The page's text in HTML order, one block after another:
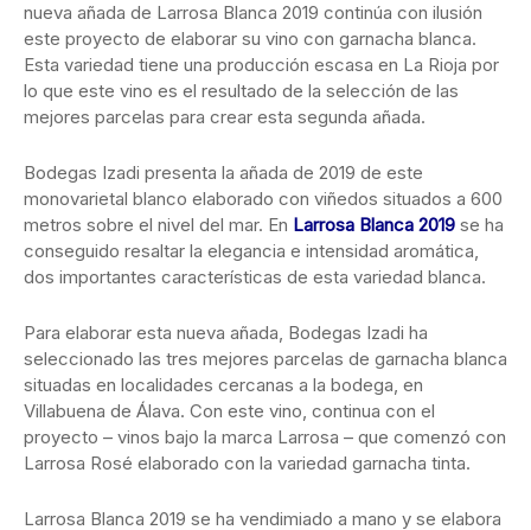
nueva añada de Larrosa Blanca 2019 continúa con ilusión
este proyecto de elaborar su vino con garnacha blanca.
Esta variedad tiene una producción escasa en La Rioja por
lo que este vino es el resultado de la selección de las
mejores parcelas para crear esta segunda añada.
Bodegas Izadi presenta la añada de 2019 de este
monovarietal blanco elaborado con viñedos situados a 600
metros sobre el nivel del mar. En Larrosa Blanca 2019 se ha
conseguido resaltar la elegancia e intensidad aromática,
dos importantes características de esta variedad blanca.
Para elaborar esta nueva añada, Bodegas Izadi ha
seleccionado las tres mejores parcelas de garnacha blanca
situadas en localidades cercanas a la bodega, en
Villabuena de Álava. Con este vino, continua con el
proyecto – vinos bajo la marca Larrosa – que comenzó con
Larrosa Rosé elaborado con la variedad garnacha tinta.
Larrosa Blanca 2019 se ha vendimiado a mano y se elabora